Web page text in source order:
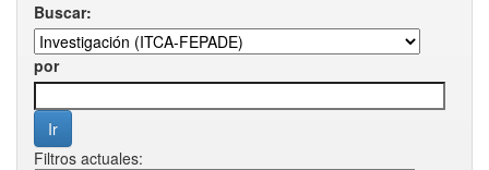
Buscar:
por
Filtros actuales: